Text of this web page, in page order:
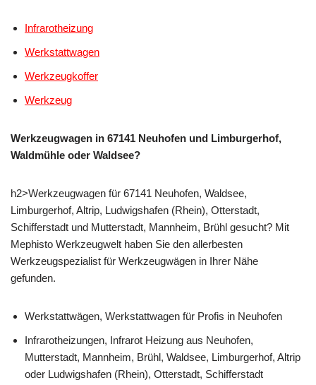
Infrarotheizung
Werkstattwagen
Werkzeugkoffer
Werkzeug
Werkzeugwagen in 67141 Neuhofen und Limburgerhof,
Waldmühle oder Waldsee?
h2>Werkzeugwagen für 67141 Neuhofen, Waldsee,
Limburgerhof, Altrip, Ludwigshafen (Rhein), Otterstadt,
Schifferstadt und Mutterstadt, Mannheim, Brühl gesucht? Mit
Mephisto Werkzeugwelt haben Sie den allerbesten
Werkzeugspezialist für Werkzeugwägen in Ihrer Nähe
gefunden.
Werkstattwägen, Werkstattwagen für Profis in Neuhofen
Infrarotheizungen, Infrarot Heizung aus Neuhofen,
Mutterstadt, Mannheim, Brühl, Waldsee, Limburgerhof, Altrip
oder Ludwigshafen (Rhein), Otterstadt, Schifferstadt